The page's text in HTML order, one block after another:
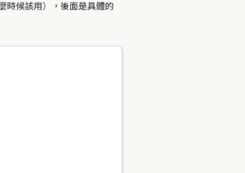
時候該用），後面是具體的